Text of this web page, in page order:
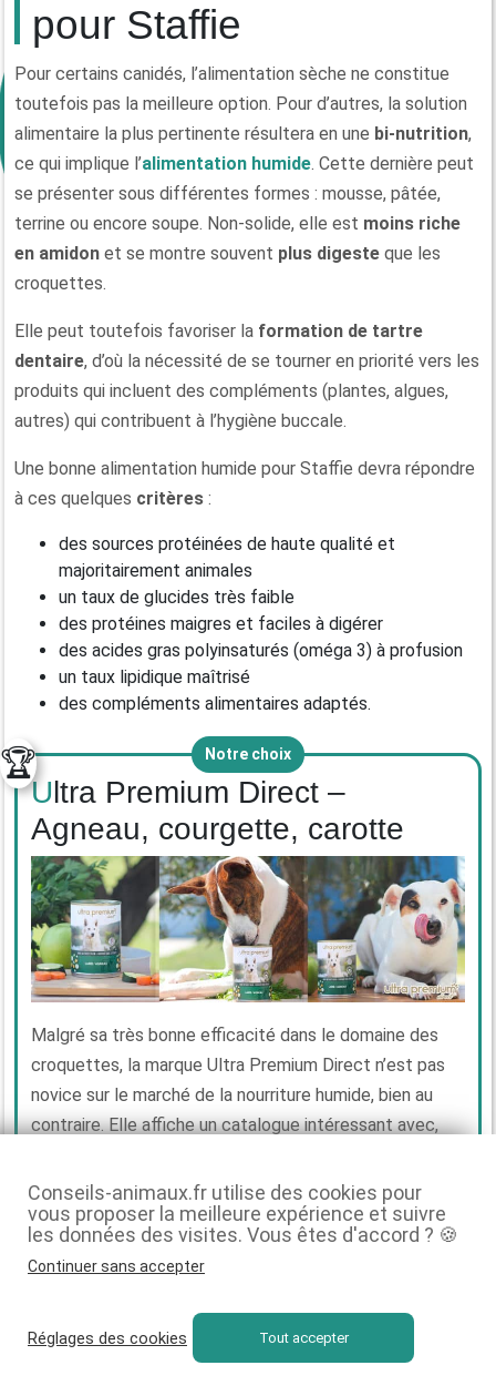
pour Staffie
Pour certains canidés, l’alimentation sèche ne constitue
toutefois pas la meilleure option. Pour d’autres, la solution
alimentaire la plus pertinente résultera en une bi-nutrition,
ce qui implique l’alimentation humide. Cette dernière peut
se présenter sous différentes formes : mousse, pâtée,
terrine ou encore soupe. Non-solide, elle est moins riche
en amidon et se montre souvent plus digeste que les
croquettes.
Elle peut toutefois favoriser la formation de tartre
dentaire, d’où la nécessité de se tourner en priorité vers les
produits qui incluent des compléments (plantes, algues,
autres) qui contribuent à l’hygiène buccale.
Une bonne alimentation humide pour Staffie devra répondre
à ces quelques critères :
des sources protéinées de haute qualité et
majoritairement animales
un taux de glucides très faible
des protéines maigres et faciles à digérer
des acides gras polyinsaturés (oméga 3) à profusion
un taux lipidique maîtrisé
des compléments alimentaires adaptés.
Notre choix
🏆
Ultra Premium Direct –
Agneau, courgette, carotte
Malgré sa très bonne efficacité dans le domaine des
croquettes, la marque Ultra Premium Direct n’est pas
novice sur le marché de la nourriture humide, bien au
contraire. Elle affiche un catalogue intéressant avec,
carotte. Généraliste, elle s’adresse toutefois à des
chiens qui démontrent une certainesensibilité, qu’elle
soit alimentaire ou cutanée.
d’alimentation humide, mais le menu le plus approprié ici
reste celle-ci. Outre ses
qualités anallergènes
Conseils-animaux.fr utilise des cookies pour
vous proposer la meilleure expérience et suivre
les données des visites. Vous êtes d'accord ? 🍪
Continuer sans accepter
Réglages des cookies Tout accepter